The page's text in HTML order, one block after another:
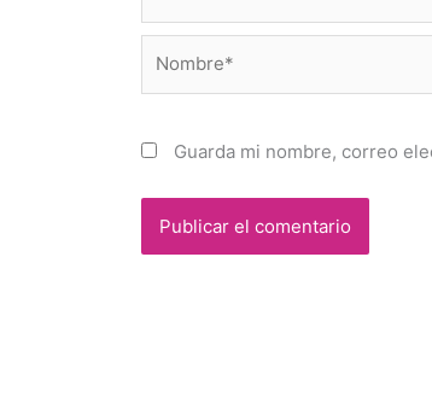
Guarda mi nombre, correo